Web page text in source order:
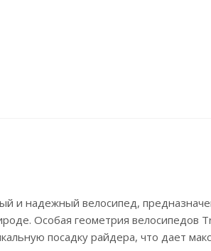
и надежный велосипед,
Особая геометрия велосипедов
посадку райдера, что дает